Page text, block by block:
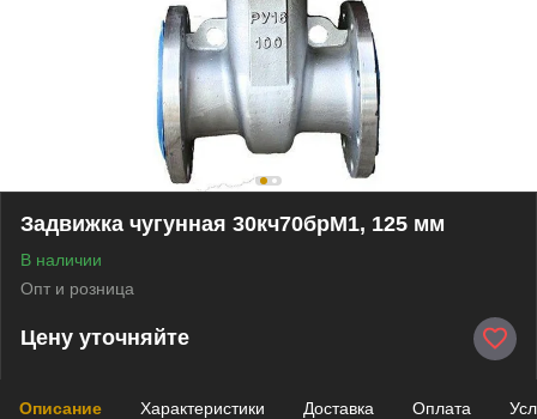
Задвижка чугунная 30кч70брМ1, 125 мм
В наличии
Опт и розница
Цену уточняйте
Описание Характеристики Доставка Оплата